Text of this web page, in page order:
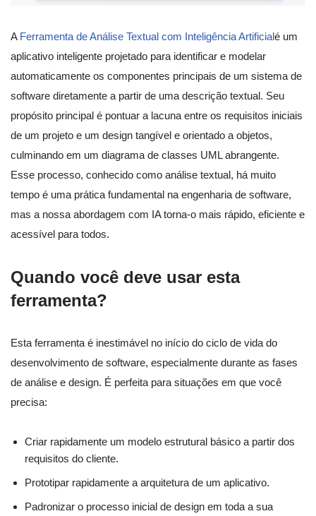
A Ferramenta de Análise Textual com Inteligência Artificialé um
aplicativo inteligente projetado para identificar e modelar
automaticamente os componentes principais de um sistema de
software diretamente a partir de uma descrição textual. Seu
propósito principal é pontuar a lacuna entre os requisitos iniciais
de um projeto e um design tangível e orientado a objetos,
culminando em um diagrama de classes UML abrangente.
Esse processo, conhecido como análise textual, há muito
tempo é uma prática fundamental na engenharia de software,
mas a nossa abordagem com IA torna-o mais rápido, eficiente e
acessível para todos.
Quando você deve usar esta
ferramenta?
Esta ferramenta é inestimável no início do ciclo de vida do
desenvolvimento de software, especialmente durante as fases
de análise e design. É perfeita para situações em que você
precisa:
Criar rapidamente um modelo estrutural básico a partir dos
requisitos do cliente.
Prototipar rapidamente a arquitetura de um aplicativo.
Padronizar o processo inicial de design em toda a sua